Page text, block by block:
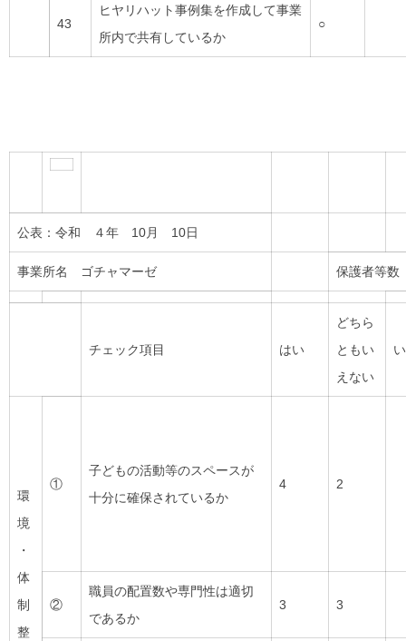
43
ヒヤリハット事例集を作成して事業
所内で共有しているか
○
公表：令和 ４年 10月 10日
事業所名 ゴチャマーゼ 保護者
チェック項目 はい
どちら
ともい
えない
環
境
・
体
制
整
①
子どもの活動等のスペースが
十分に確保されているか
4 2
②
職員の配置数や専門性は適切
であるか
3 3